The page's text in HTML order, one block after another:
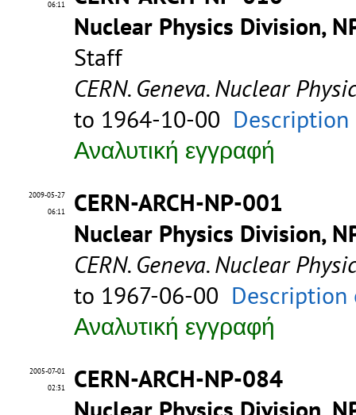
06:11
Nuclear Physics Division,
Staff
CERN. Geneva. Nuclear
to 1964-10-00
Αναλυτική εγγραφή
2009-05-27
06:11
CERN-ARCH-NP-001
Nuclear Physics Division,
CERN. Geneva. Nuclear
to 1967-06-00 Description
Αναλυτική εγγραφή
2005-07-01
02:31
CERN-ARCH-NP-084